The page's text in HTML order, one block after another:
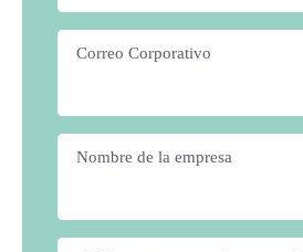
Correo Corporativo
Nombre de la empresa